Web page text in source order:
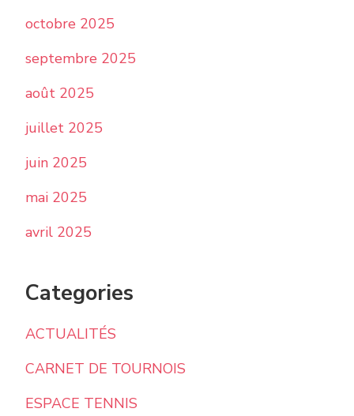
octobre 2025
septembre 2025
août 2025
juillet 2025
juin 2025
mai 2025
avril 2025
Categories
ACTUALITÉS
CARNET DE TOURNOIS
ESPACE TENNIS